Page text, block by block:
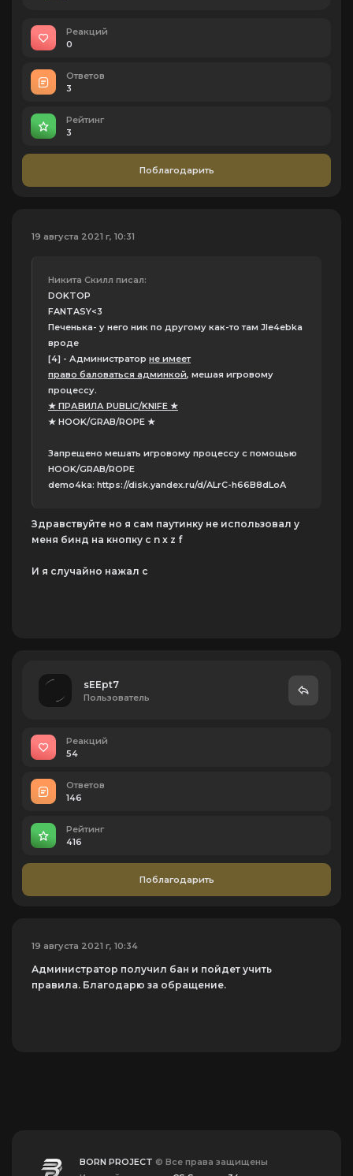
Реакций
0
Ответов
3
Рейтинг
3
Поблагодарить
19 августа 2021 г, 10:31
Никита Скилл писал:
DOKTOP
FANTASY<3
Печенька- у него ник по другому как-то там Jle4ebka
вроде
[4] - Администратор не имеет
право баловаться админкой, мешая игровому
процессу.
★ ПРАВИЛА PUBLIC/KNIFE ★
★ HOOK/GRAB/ROPE ★
Запрещено мешать игровому процессу с помощью
HOOK/GRAB/ROPE
demo4ka: https://disk.yandex.ru/d/ALrC-h66B8dLoA
Здравствуйте но я сам паутинку не использовал у
меня бинд на кнопку c n x z f
И я случайно нажал c
sEEpt7
Пользователь
Реакций
54
Ответов
146
Рейтинг
416
Поблагодарить
19 августа 2021 г, 10:34
Администратор получил бан и пойдет учить
правила. Благодарю за обращение.
BORN PROJECT © Все права защищены